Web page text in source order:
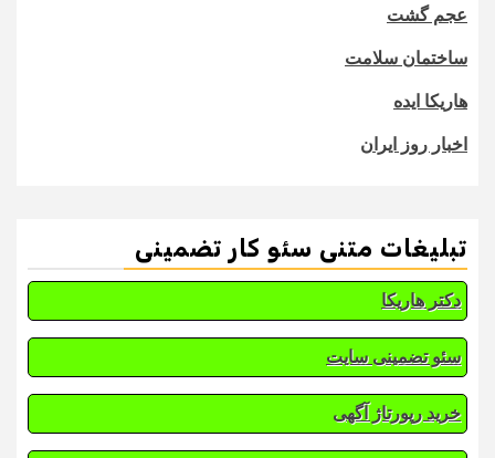
عجم گشت
ساختمان سلامت
هاریکا ایده
اخبار روز ایران
تبلیغات متنی سئو کار تضمینی
دکتر هاریکا
سئو تضمینی سایت
خرید رپورتاژ آگهی